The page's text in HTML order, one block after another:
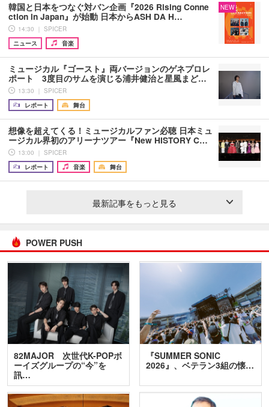
韓国と日本をつなぐ対バン企画『2026 Rising Conne
ction in Japan』が始動 日本からASH DA H…
14:30 ｜ SPICER
ニュース
音楽
NEW
ミュージカル『ゴースト』両バージョンのゲネプロレ
ポート 3度目のサムを演じる浦井健治と星風まど…
13:30 ｜ SPICER
レポート
舞台
想像を超えてくる！ミュージカルファン必聴 日本ミュ
ージカル界初のアリーナツアー『New HISTORY C…
13:00 ｜ SPICER
レポート
音楽 舞台
最新記事をもっと見る
POWER PUSH
82MAJOR 次世代K-POPボ
ーイズグループの“今”を
訊…
『SUMMER SONIC
2026』、ベテラン3組の懐…